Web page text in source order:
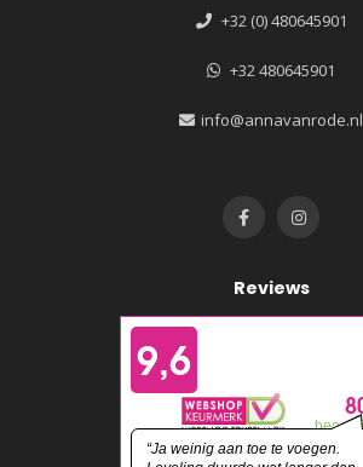
+32 (0) 480645901
+32 480645901
info@annavanrode.nl
Reviews